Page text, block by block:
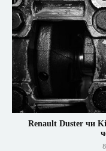
Renault Duster чи